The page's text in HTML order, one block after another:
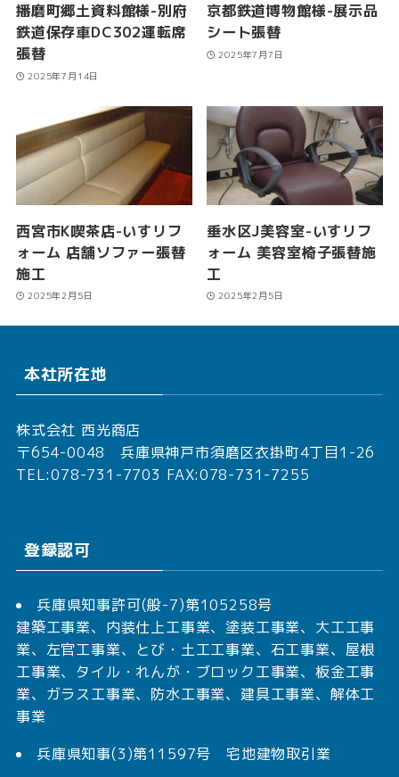
播磨町郷土資料館様-別府
鉄道保存車DC302運転席
張替
2025年7月14日
京都鉄道博物館様-展示品
シート張替
2025年7月7日
西宮市K喫茶店-いすリフ
ォーム 店舗ソファー張替
施工
2025年2月5日
垂水区J美容室-いすリフ
ォーム 美容室椅子張替施
工
2025年2月5日
本社所在地
株式会社 西光商店
〒654-0048 兵庫県神戸市須磨区衣掛町4丁目1-26
TEL:078-731-7703 FAX:078-731-7255
登録認可
兵庫県知事許可(般-7)第105258号
建築工事業、内装仕上工事業、塗装工事業、大工工事
業、左官工事業、とび・土工工事業、石工事業、屋根
工事業、タイル・れんが・ブロック工事業、板金工事
業、ガラス工事業、防水工事業、建具工事業、解体工
事業
兵庫県知事(3)第11597号 宅地建物取引業